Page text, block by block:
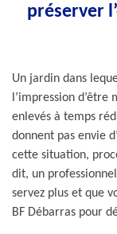
préserver
Un jardin dans
l’impression
enlevés à temps
donnent pas envie
cette situation,
dit, un
servez plus et que
BF Débarras pour